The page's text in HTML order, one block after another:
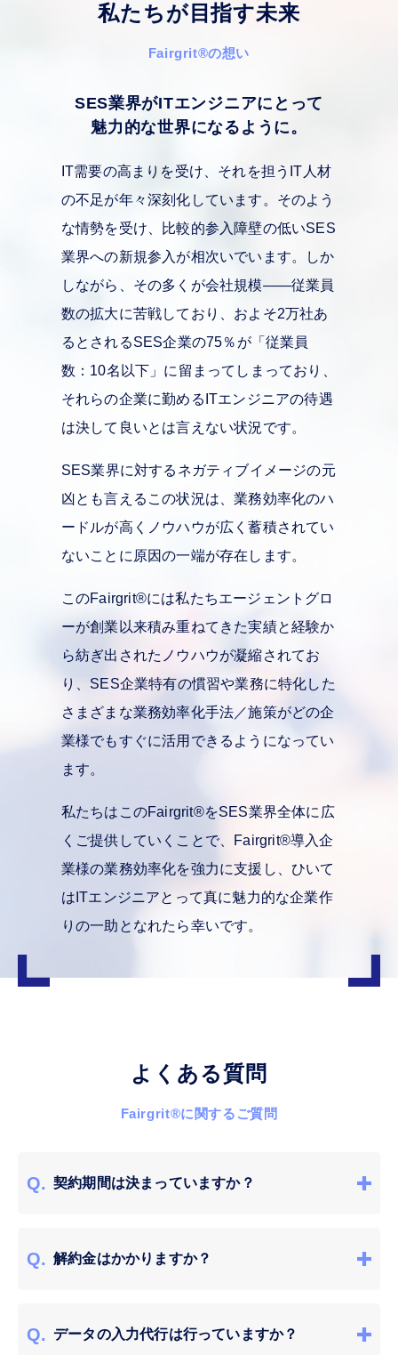
私たちが目指す未来
Fairgrit®の想い
SES業界がITエンジニアにとって
魅力的な世界になるように。
IT需要の高まりを受け、それを担うIT人材
の不足が年々深刻化しています。そのよう
な情勢を受け、比較的参入障壁の低いSES
業界への新規参入が相次いでいます。しか
しながら、その多くが会社規模——従業員
数の拡大に苦戦しており、およそ2万社あ
るとされるSES企業の75％が「従業員
数：10名以下」に留まってしまっており、
それらの企業に勤めるITエンジニアの待遇
は決して良いとは言えない状況です。
SES業界に対するネガティブイメージの元
凶とも言えるこの状況は、業務効率化のハ
ードルが高くノウハウが広く蓄積されてい
ないことに原因の一端が存在します。
このFairgrit®には私たちエージェントグロ
ーが創業以来積み重ねてきた実績と経験か
ら紡ぎ出されたノウハウが凝縮されてお
り、SES企業特有の慣習や業務に特化した
さまざまな業務効率化手法／施策がどの企
業様でもすぐに活用できるようになってい
ます。
私たちはこのFairgrit®をSES業界全体に広
くご提供していくことで、Fairgrit®導入企
業様の業務効率化を強力に支援し、ひいて
はITエンジニアとって真に魅力的な企業作
りの一助となれたら幸いです。
よくある質問
Fairgrit®に関するご質問
契約期間は決まっていますか？
月単位で必要な期間のみご利用いただくことが
解約金はかかりますか？
データの入力代行は行っていますか？